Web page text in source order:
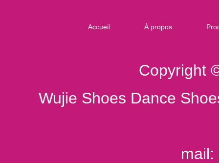
Accueil À propos
Copyright
Wujie Shoes Dance